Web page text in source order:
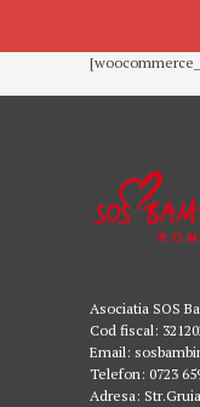
Asociatia SOS
Cod fiscal:
Email:
Telefon: 0723
Adresa: